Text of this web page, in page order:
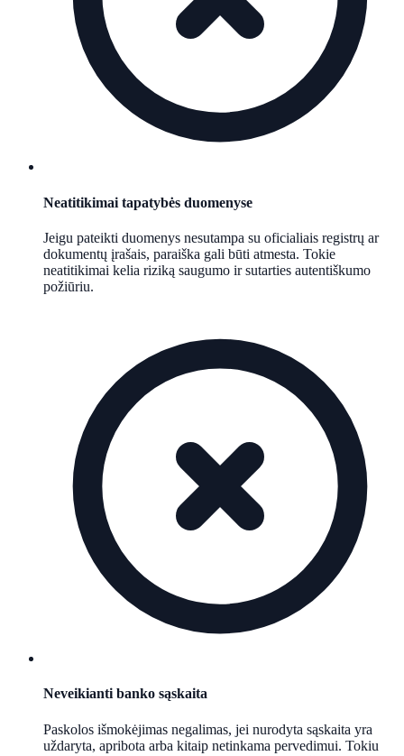
Neatitikimai tapatybės duomenyse
Jeigu pateikti duomenys nesutampa su oficialiais registrų ar
dokumentų įrašais, paraiška gali būti atmesta. Tokie
neatitikimai kelia riziką saugumo ir sutarties autentiškumo
požiūriu.
Neveikianti banko sąskaita
Paskolos išmokėjimas negalimas, jei nurodyta sąskaita yra
uždaryta, apribota arba kitaip netinkama pervedimui. Tokiu